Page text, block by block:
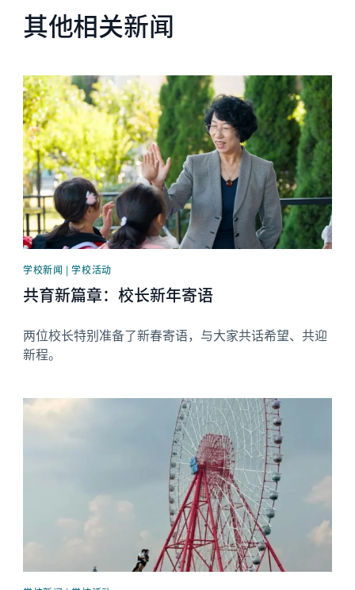
其他相关新闻
News image
学校新闻 | 学校活动
共育新篇章：校长新年寄语
两位校长特别准备了新春寄语，与大家共话希望、共迎
新程。
News image